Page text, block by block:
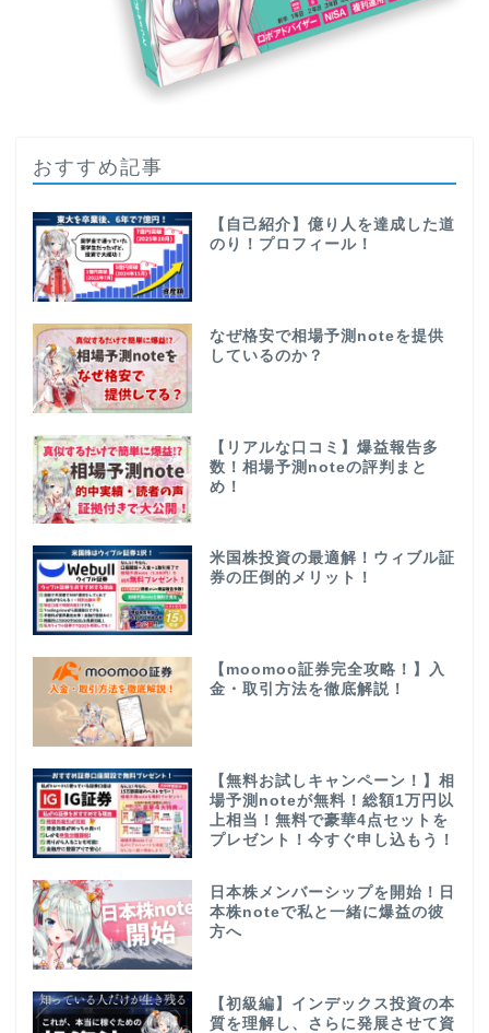
おすすめ記事
【自己紹介】億り人を達成した道
のり！プロフィール！
なぜ格安で相場予測noteを提供
しているのか？
【リアルな口コミ】爆益報告多
数！相場予測noteの評判まと
め！
米国株投資の最適解！ウィブル証
券の圧倒的メリット！
【moomoo証券完全攻略！】入
金・取引方法を徹底解説！
【無料お試しキャンペーン！】相
場予測noteが無料！総額1万円以
上相当！無料で豪華4点セットを
プレゼント！今すぐ申し込もう！
日本株メンバーシップを開始！日
本株noteで私と一緒に爆益の彼
方へ
【初級編】インデックス投資の本
質を理解し、さらに発展させて資